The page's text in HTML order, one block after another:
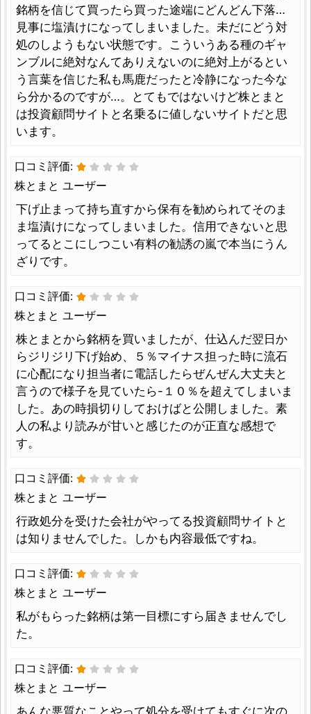
銘柄を信じて買ったら買った途端にどんどん下落…
見事に塩漬けになってしまいました。未だにどう対
処のしようもない状態です。こういうある種のギャ
ンブルに絶対なんてありえないのに絶対上がるとい
う言葉を信じた私も馬鹿だったと冷静になった今な
ら分かるのですが…。とてもではないけど株とまと
は投資顧問サイトと名乗るに値しないサイトだと思
います。
口コミ評価:
株とまと ユーザー
下げ止まって持ち直すから保有を勧められてそのま
ま塩漬けになってしまいました。信用できないと思
ってるとこにしつこい有料の勧誘の嵐で本当にうん
ざりです。
口コミ評価:
株とまと ユーザー
株とまとから銘柄を買いましたが、仕込んだ翌日か
らジリジリ下げ始め、５％マイナス担った時に流石
に心配になり担当者に電話したらぜんぜん大丈夫と
言うので様子を見ていたら-１０％を超えてしまいま
した。あの時損切りしておけばと公開しました。素
人の私より読みが甘いと感じたのが正直な感想で
す。
口コミ評価:
株とまと ユーザー
行政処分を受けた会社がやってる投資顧問サイトと
は知りませんでした。しかも内容最低ですね。
口コミ評価:
株とまと ユーザー
私がもらった銘柄は第一目標にすら届きませんでし
た。
口コミ評価:
株とまと ユーザー
あんな悪質なことやって処分を受けてもすぐに次の